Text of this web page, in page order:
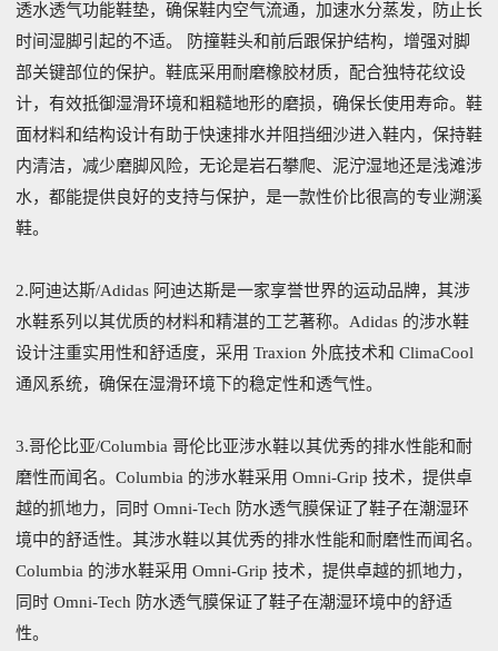
透水透气功能鞋垫，确保鞋内空气流通，加速水分蒸发，防止长
时间湿脚引起的不适。 防撞鞋头和前后跟保护结构，增强对脚
部关键部位的保护。鞋底采用耐磨橡胶材质，配合独特花纹设
计，有效抵御湿滑环境和粗糙地形的磨损，确保长使用寿命。鞋
面材料和结构设计有助于快速排水并阻挡细沙进入鞋内，保持鞋
内清洁，减少磨脚风险，无论是岩石攀爬、泥泞湿地还是浅滩涉
水，都能提供良好的支持与保护，是一款性价比很高的专业溯溪
鞋。
2.阿迪达斯/Adidas 阿迪达斯是一家享誉世界的运动品牌，其涉
水鞋系列以其优质的材料和精湛的工艺著称。Adidas 的涉水鞋
设计注重实用性和舒适度，采用 Traxion 外底技术和 ClimaCool
通风系统，确保在湿滑环境下的稳定性和透气性。
3.哥伦比亚/Columbia 哥伦比亚涉水鞋以其优秀的排水性能和耐
磨性而闻名。Columbia 的涉水鞋采用 Omni-Grip 技术，提供卓
越的抓地力，同时 Omni-Tech 防水透气膜保证了鞋子在潮湿环
境中的舒适性。其涉水鞋以其优秀的排水性能和耐磨性而闻名。
Columbia 的涉水鞋采用 Omni-Grip 技术，提供卓越的抓地力，
同时 Omni-Tech 防水透气膜保证了鞋子在潮湿环境中的舒适
性。